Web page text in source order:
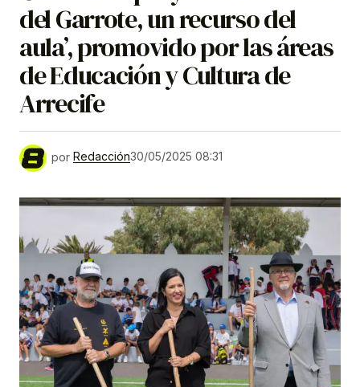
del Garrote, un recurso del
aula’, promovido por las áreas
de Educación y Cultura de
Arrecife
por Redacción30/05/2025 08:31